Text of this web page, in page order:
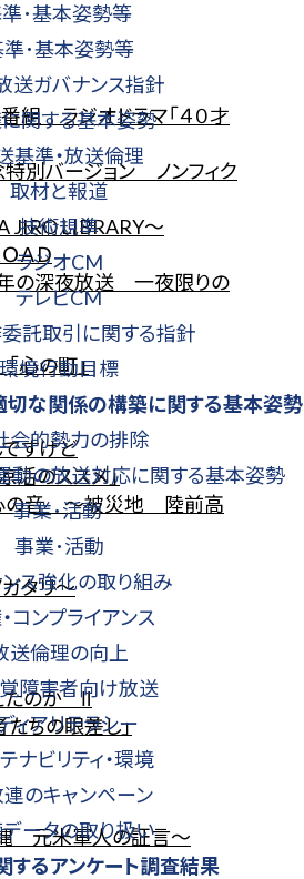
･基本姿勢等
･基本姿勢等
送ガバナンス指針
関する基本姿勢
基準・放送倫理
取材と報道
技術規準
ラジオCM
テレビCM
託取引に関する指針
環境行動目標
切な関係の構築に関する基本姿勢
会的勢力の排除
動の放送対応に関する基本姿勢
事業･活動
事業･活動
ス強化の取り組み
コンプライアンス
送倫理の向上
障害者向け放送
ィアリテラシー
ナビリティ・環境
のキャンペーン
ータの取り扱い
するアンケート調査結果
組 ラジオドラマ「４０才
バージョン ノンフィク
JIRO LIBRARY～
ＡＤ
の深夜放送 一夜限りの
心の町」
すけど
活のススメ」
の音 ～被災地 陸前高
タリ～
たのか Ⅱ
ちの眼差し」
元米軍人の証言～